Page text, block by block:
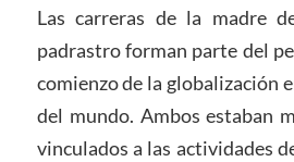
Las carreras de la madre
padrastro forman parte del
comienzo de la globalización
del mundo. Ambos estaban
vinculados a las actividades